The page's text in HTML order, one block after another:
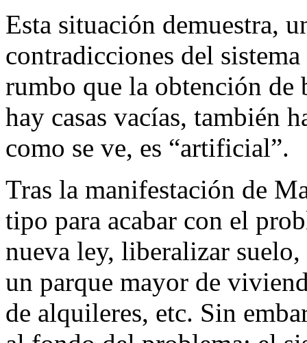
Esta situación demuestra,
contradicciones del
rumbo que la obtención de
hay casas vacías, también
como se ve, es “artificial”.
Tras la manifestación de
tipo para acabar con el
nueva ley, liberalizar
un parque mayor de
de alquileres, etc. Sin